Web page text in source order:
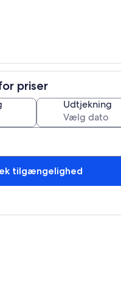
priser
Udtjekning
tilgængelighed